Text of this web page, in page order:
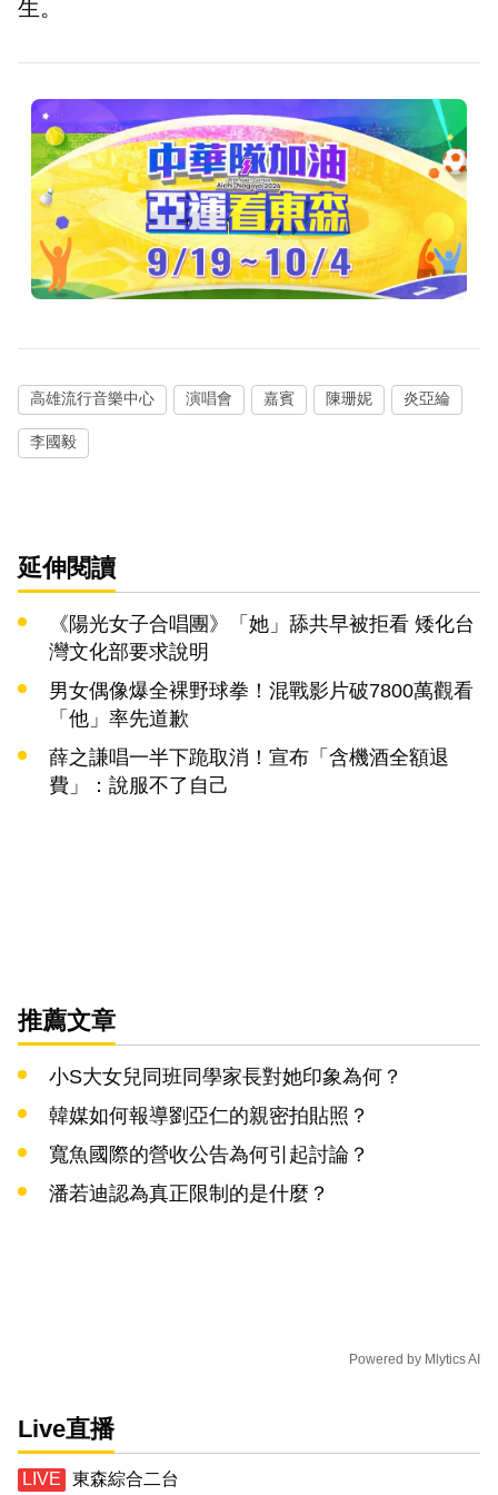
生。
高雄流行音樂中心 演唱會 嘉賓 陳珊妮 炎亞綸
李國毅
延伸閱讀
《陽光女子合唱團》「她」舔共早被拒看 矮化台
灣文化部要求說明
男女偶像爆全裸野球拳！混戰影片破7800萬觀看
「他」率先道歉
薛之謙唱一半下跪取消！宣布「含機酒全額退
費」：說服不了自己
推薦文章
小S大女兒同班同學家長對她印象為何？
韓媒如何報導劉亞仁的親密拍貼照？
寬魚國際的營收公告為何引起討論？
潘若迪認為真正限制的是什麼？
Powered by Mlytics AI
Live直播
東森綜合二台